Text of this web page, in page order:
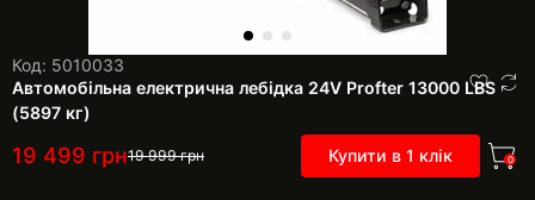
Код: 5010033
Автомобільна електрична лебідка 24V Profter 13000 LBS
(5897 кг)
19 499 грн19 999грн Купити в 1 клік 0